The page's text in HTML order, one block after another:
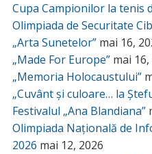
Cupa Campionilor la tenis
Olimpiada de Securitate
„Arta Sunetelor” mai 16,
„Made For Europe” mai
„Memoria Holocaustului”
„Cuvânt și culoare… la
Festivalul „Ana Blandiana”
Olimpiada Națională de
2026 mai 12, 2026